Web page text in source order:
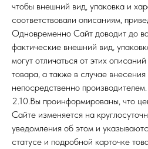
чтобы внешний вид, упаковка и
соответствовали описаниям,
Одновременно Сайт доводит до
фактические внешний вид,
могут отличаться от этих
товара, а также в случае
непосредственно производителем.
2.10.Вы проинформированы, что
Сайте изменяется на
уведомления об этом и
статусе и подробной карточке